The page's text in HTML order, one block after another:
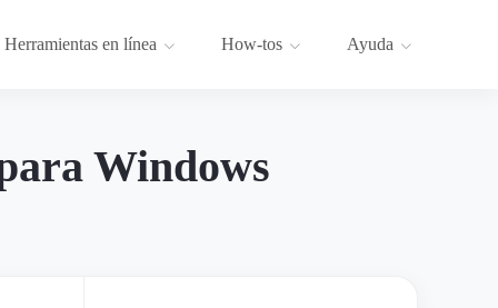
Herramientas en línea How-tos Ayuda
Windows